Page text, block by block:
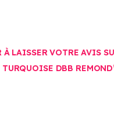
À LAISSER VOTRE AVIS
DBB